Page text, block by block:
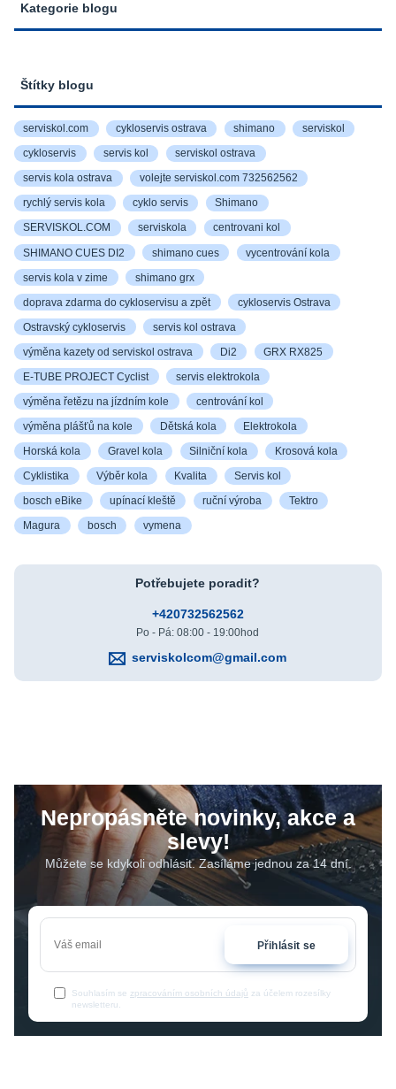
Kategorie blogu
Štítky blogu
serviskol.com cykloservis ostrava shimano serviskol
cykloservis servis kol serviskol ostrava
servis kola ostrava volejte serviskol.com 732562562
rychlý servis kola cyklo servis Shimano
SERVISKOL.COM serviskola centrovani kol
SHIMANO CUES DI2 shimano cues vycentrování kola
servis kola v zime shimano grx
doprava zdarma do cykloservisu a zpět cykloservis Ostrava
Ostravský cykloservis servis kol ostrava
výměna kazety od serviskol ostrava Di2 GRX RX825
E-TUBE PROJECT Cyclist servis elektrokola
výměna řetězu na jízdním kole centrování kol
výměna plášťů na kole Dětská kola Elektrokola
Horská kola Gravel kola Silniční kola Krosová kola
Cyklistika Výběr kola Kvalita Servis kol
bosch eBike upínací kleště ruční výroba Tektro
Magura bosch vymena
Potřebujete poradit?
+420732562562
Po - Pá: 08:00 - 19:00hod
serviskolcom@gmail.com
Nepropásněte novinky, akce a
slevy!
Můžete se kdykoli odhlásit. Zasíláme jednou za 14 dní.
Přihlásit se
Souhlasím se zpracováním osobních údajů za účelem rozesílky
newsletteru.